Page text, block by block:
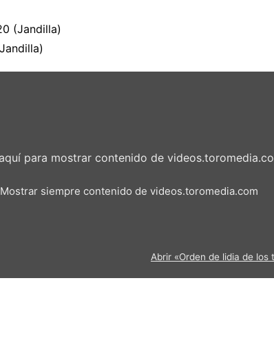
(Jandilla)
para mostrar contenido de
Mostrar siempre contenido de videos.toromedia.com
Abrir «Orden de lidia de